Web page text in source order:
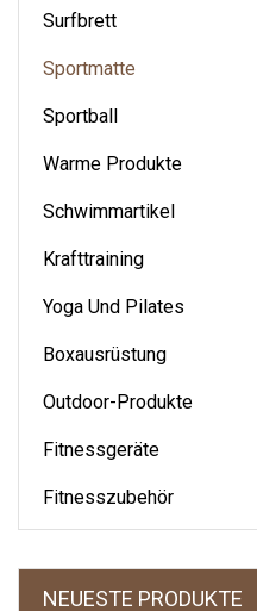
Surfbrett
Sportmatte
Sportball
Warme Produkte
Schwimmartikel
Krafttraining
Yoga Und Pilates
Boxausrüstung
Outdoor-Produkte
Fitnessgeräte
Fitnesszubehör
NEUESTE PRODUKTE